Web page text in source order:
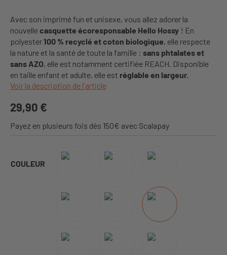
Avec son imprimé fun et unisexe, vous allez adorer la
nouvellecasquette écoresponsable Hello Hossy ! En
polyester100 % recyclé et coton biologique, elle respecte
la nature et la santé de toute la famille : sans phtalates et
sans AZO, elle est notamment certifiée REACH. Disponible
en taille enfant et adulte, elle est réglable en largeur.
Voir la description de l'article
29,90 €
Payez en plusieurs fois dès 150€ avec Scalapay
COULEUR